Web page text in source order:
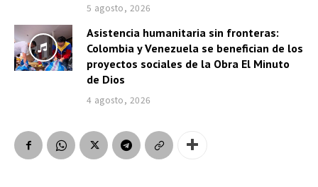
5 agosto, 2026
Asistencia humanitaria sin fronteras:
Colombia y Venezuela se benefician de los
proyectos sociales de la Obra El Minuto
de Dios
4 agosto, 2026